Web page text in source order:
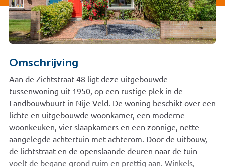
Omschrijving
Aan de Zichtstraat 48 ligt deze uitgebouwde
tussenwoning uit 1950, op een rustige plek in de
Landbouwbuurt in Nije Veld. De woning beschikt over een
lichte en uitgebouwde woonkamer, een moderne
woonkeuken, vier slaapkamers en een zonnige, nette
aangelegde achtertuin met achterom. Door de uitbouw,
de lichtstraat en de openslaande deuren naar de tuin
voelt de begane grond ruim en prettig aan. Winkels,